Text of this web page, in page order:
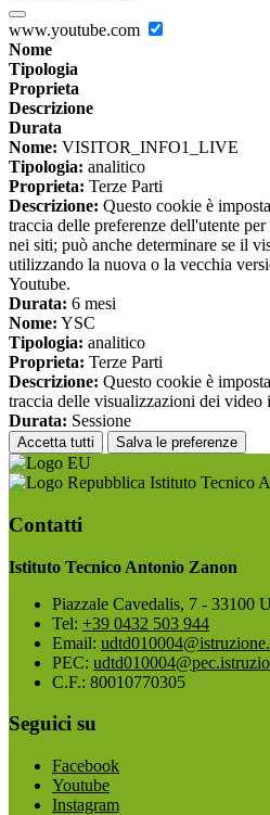
www.youtube.com
Nome
Tipologia
Proprieta
Descrizione
Durata
Nome: VISITOR_INFO1_LIVE
Tipologia: analitico
Proprieta: Terze Parti
Descrizione: Questo cookie è
traccia delle preferenze dell'utente
nei siti; può anche determinare se il
utilizzando la nuova o la vecchia
Youtube.
Durata: 6 mesi
Nome: YSC
Tipologia: analitico
Proprieta: Terze Parti
Descrizione: Questo cookie è
traccia delle visualizzazioni dei video
Durata: Sessione
Accetta tutti Salva le preferenze
Istituto Tecnico
Contatti
Istituto Tecnico Antonio Zanon
Piazzale Cavedalis, 7 - 33100
Tel: +39 0432 503 944
Email:
PEC:
C.F.: 80010770305
Seguici su
Facebook
Youtube
Instagram